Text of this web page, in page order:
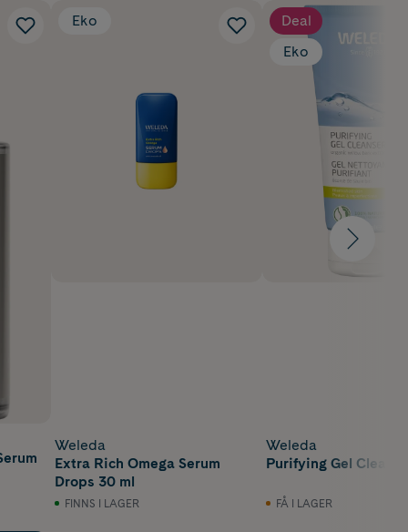
Eko
Weleda
Extra Rich Omega Serum
Drops 30 ml
FINNS I LAGER
Deal
Eko
Weleda
Purifying Gel
FÅ I LAGER